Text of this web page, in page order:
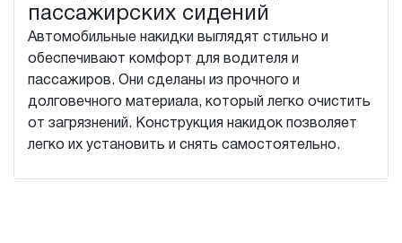
пассажирских сидений
Автомобильные накидки выглядят стильно и
обеспечивают комфорт для водителя и
пассажиров. Они сделаны из прочного и
долговечного материала, который легко очистить
от загрязнений. Конструкция накидок позволяет
легко их установить и снять самостоятельно.